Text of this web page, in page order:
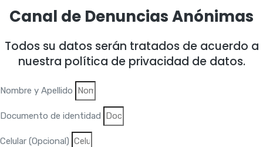
Canal de Denuncias Anónimas
Todos su datos serán tratados de acuerdo a
nuestra política de privacidad de datos.
Nombre y Apellido
Documento de identidad
Celular (Opcional)